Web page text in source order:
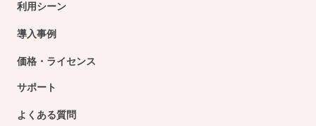
利用シーン
導入事例
価格・ライセンス
サポート
よくある質問